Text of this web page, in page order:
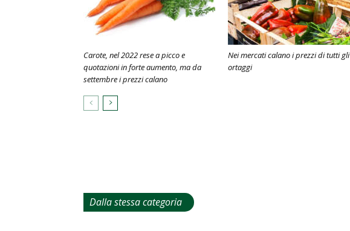
Carote, nel 2022 rese a picco e
quotazioni in forte aumento, ma da
settembre i prezzi calano
Nei mercati calano i prezzi di tutti gli
ortaggi
Dalla stessa categoria